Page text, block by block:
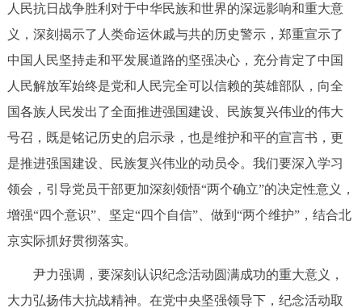
参与调查 在线访谈 图说互动
北京概况 十六区概览 人文北京
绿色北京 图说北京 视频北京
ENGLISH 한국어 日本語
DEUTSCH FRANÇAIS РУССКИЙ ЯЗЫК
人民抗日战争胜利对于中华民族和世界的深远影响和重大意
义，深刻揭示了人类命运休戚与共的历史警示，郑重宣示了
中国人民坚持走和平发展道路的坚强决心，充分肯定了中国
人民解放军始终是党和人民完全可以信赖的英雄部队，向全
国各族人民发出了全面推进强国建设、民族复兴伟业的伟大
号召，既是铭记历史的启示录，也是维护和平的宣言书，更
是推进强国建设、民族复兴伟业的动员令。我们要深入学习
领会，引导党员干部更加深刻领悟“两个确立”的决定性意义，
增强“四个意识”、坚定“四个自信”、做到“两个维护”，结合北
京实际抓好贯彻落实。
尹力强调，要深刻认识纪念活动圆满成功的重大意义，
大力弘扬伟大抗战精神。在党中央坚强领导下，纪念活动取